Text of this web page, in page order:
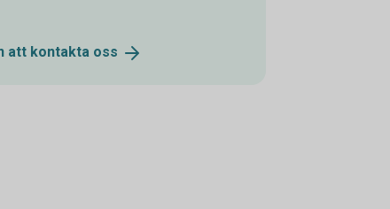
att kontakta oss